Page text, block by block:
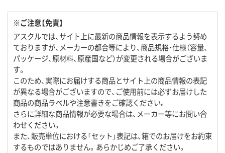
※ご注意【免責】
アスクルでは、サイト上に最新の商品情報を表示するよう努め
ておりますが、メーカーの都合等により、商品規格・仕様（容量、
パッケージ、原材料、原産国など）が変更される場合がございま
す。
このため、実際にお届けする商品とサイト上の商品情報の表記
が異なる場合がございますので、ご使用前には必ずお届けした
商品の商品ラベルや注意書きをご確認ください。
さらに詳細な商品情報が必要な場合は、メーカー等にお問い合
わせください。
また、販売単位における「セット」表記は、箱でのお届けをお約束
するものではありません。あらかじめご了承ください。